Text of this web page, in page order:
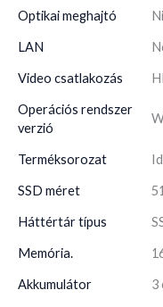
Optikai meghajtó
LAN
Video csatlakozás
Operációs rendszer
verzió
Terméksorozat
SSD méret
Háttértár típus
Memória.
Akkumulátor 3